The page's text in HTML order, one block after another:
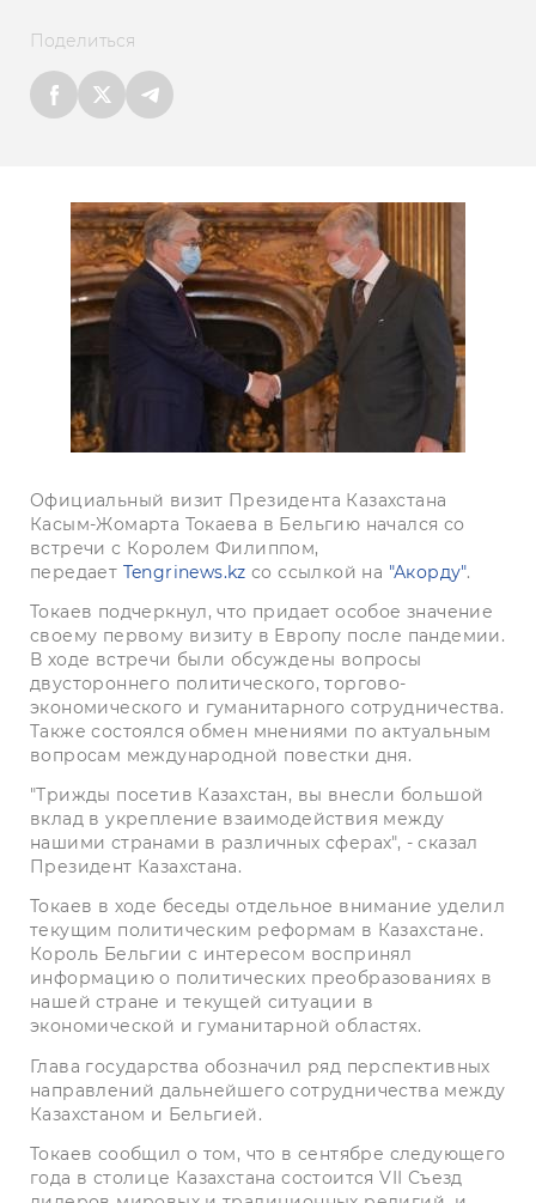
Поделиться
Официальный визит Президента Казахстана
Касым-Жомарта Токаева в Бельгию начался со
встречи с Королем Филиппом,
передает Tengrinews.kz со ссылкой на "Акорду".
Токаев подчеркнул, что придает особое значение
своему первому визиту в Европу после пандемии.
В ходе встречи были обсуждены вопросы
двустороннего политического, торгово-
экономического и гуманитарного сотрудничества.
Также состоялся обмен мнениями по актуальным
вопросам международной повестки дня.
"Трижды посетив Казахстан, вы внесли большой
вклад в укрепление взаимодействия между
нашими странами в различных сферах", - сказал
Президент Казахстана.
Токаев в ходе беседы отдельное внимание уделил
текущим политическим реформам в Казахстане.
Король Бельгии с интересом воспринял
информацию о политических преобразованиях в
нашей стране и текущей ситуации в
экономической и гуманитарной областях.
Глава государства обозначил ряд перспективных
направлений дальнейшего сотрудничества между
Казахстаном и Бельгией.
Токаев сообщил о том, что в сентябре следующего
года в столице Казахстана состоится VII Съезд